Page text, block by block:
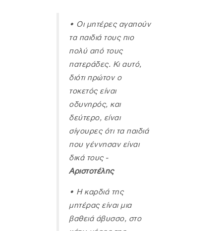
• Οι μητέρες αγαπούν
τα παιδιά τους πιο
πολύ από τους
πατεράδες. Κι αυτό,
διότι πρώτον ο
τοκετός είναι
οδυνηρός, και
δεύτερο, είναι
σίγουρες ότι τα παιδιά
που γέννησαν είναι
δικά τους -
Αριστοτέλης
• Η καρδιά της
μητέρας είναι μια
βαθειά άβυσσο, στο